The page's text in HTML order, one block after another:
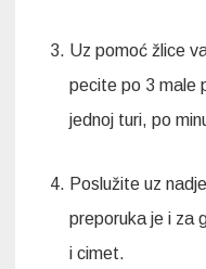
Uz pomoć žlice
pecite po 3 male
jednoj turi, po
Poslužite uz
preporuka je i za
i cimet.